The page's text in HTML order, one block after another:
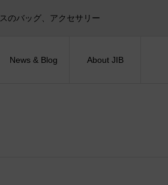
のバッグ、アクセサリー
News & Blog About JIB